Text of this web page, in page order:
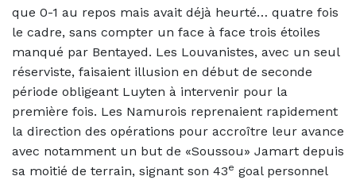
que 0-1 au repos mais avait déjà heurté… quatre fois
le cadre, sans compter un face à face trois étoiles
manqué par Bentayed. Les Louvanistes, avec un seul
réserviste, faisaient illusion en début de seconde
période obligeant Luyten à intervenir pour la
première fois. Les Namurois reprenaient rapidement
la direction des opérations pour accroître leur avance
avec notamment un but de «Soussou» Jamart depuis
sa moitié de terrain, signant son 43e goal personnel